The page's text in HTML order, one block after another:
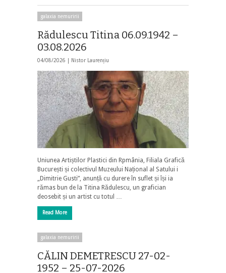
galaxia nemuririi
Rădulescu Titina 06.09.1942 –
03.08.2026
04/08/2026 | Nistor Laurențiu
Uniunea Artiștilor Plastici din Rpmânia, Filiala Grafică
București și colectivul Muzeului Național al Satului i
„Dimitrie Gusti”, anunță cu durere în suflet și își ia
rămas bun de la Titina Rădulescu, un grafician
deosebit și un artist cu totul …
Read More
galaxia nemuririi
CĂLIN DEMETRESCU 27-02-
1952 – 25-07-2026